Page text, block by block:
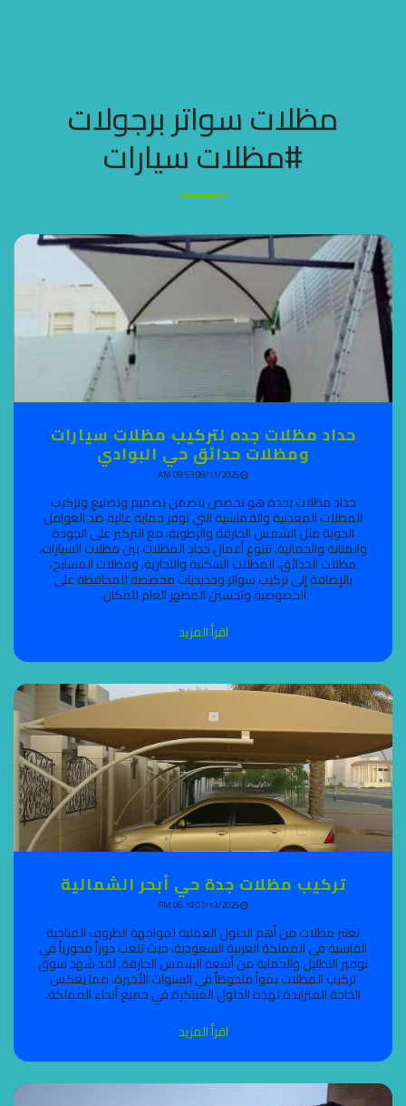
مظلات سواتر برجولات
#مظلات سيارات
حداد مظلات جده لتركيب مظلات سيارات
ومظلات حدائق حي البوادي
08/11/2025 09:53 AM
حداد مظلات بجدة هو تخصص يتضمن تصميم وتصنيع وتركيب
المظلات المعدنية والقماشية التي توفر حماية عالية ضد العوامل
الجوية مثل الشمس الحارقة والرطوبة، مع التركيز على الجودة
والمتانة والجمالية. تتنوع أعمال حداد المظلات بين مظلات السيارات،
مظلات الحدائق، المظلات السكنية والتجارية، ومظلات المسابح،
بالإضافة إلى تركيب سواتر وحديديات مخصصة للمحافظة على
الخصوصية وتحسين المظهر العام للمكان.
اقرأ المزيد
تركيب مظلات جدة حي أبحر الشمالية
07/13/2025 06:19 PM
تعتبر مظلات من أهم الحلول العملية لمواجهة الظروف المناخية
القاسية في المملكة العربية السعودية، حيث تلعب دوراً محورياً في
توفير التظليل والحماية من أشعة الشمس الحارقة. لقد شهد سوق
تركيب المظلات نمواً ملحوظاً في السنوات الأخيرة، مما يعكس
الحاجة المتزايدة لهذه الحلول المبتكرة في جميع أنحاء المملكة.
اقرأ المزيد